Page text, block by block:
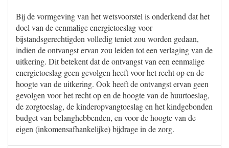
Bij de vormgeving van het wetsvoorstel is onderkend dat het
doel van de eenmalige energietoeslag voor
bijstandsgerechtigden volledig teniet zou worden gedaan,
indien de ontvangst ervan zou leiden tot een verlaging van de
uitkering. Dit betekent dat de ontvangst van een eenmalige
energietoeslag geen gevolgen heeft voor het recht op en de
hoogte van de uitkering. Ook heeft de ontvangst ervan geen
gevolgen voor het recht op en de hoogte van de huurtoeslag,
de zorgtoeslag, de kinderopvangtoeslag en het kindgebonden
budget van belanghebbenden, en voor de hoogte van de
eigen (inkomensafhankelijke) bijdrage in de zorg.